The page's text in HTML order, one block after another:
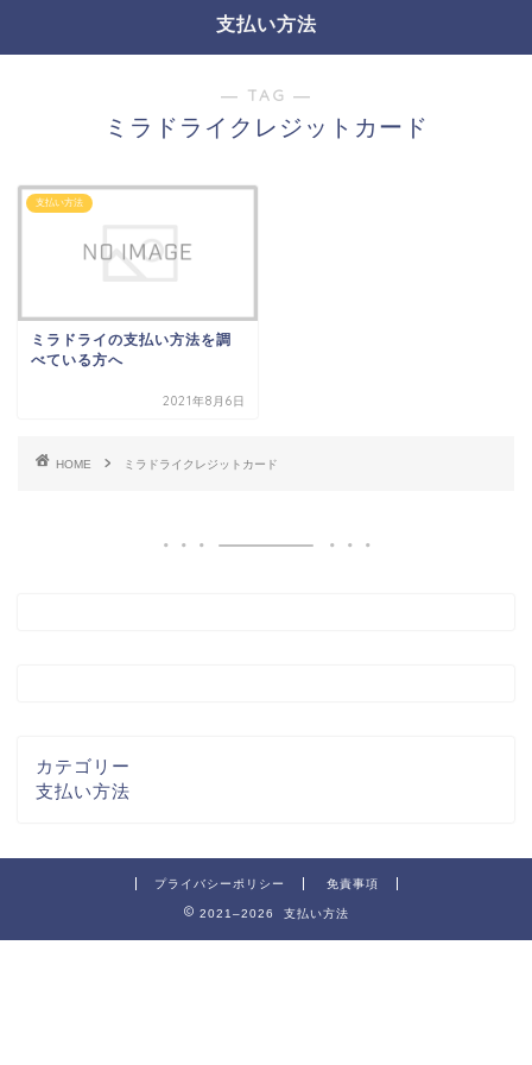
支払い方法
― TAG ―
ミラドライクレジットカード
支払い方法
ミラドライの支払い方法を調
べている方へ
2021年8月6日
HOME ミラドライクレジットカード
カテゴリー
支払い方法
プライバシーポリシー 免責事項
2021–2026 支払い方法